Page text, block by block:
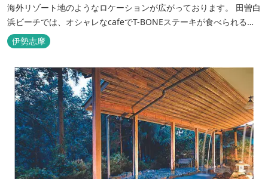
海外リゾート地のようなロケーションが広がっております。 田曽白
浜ビーチでは、オシャレなcafeでT-BONEステーキが食べられる。
又、海を見ながら黄昏るのもよし、アクティブにマリンアクティビ
ティ・スカイダイビング・ヘリコプタークルージングを体験するこ
ともできます。 是非、田曽白浜にございます施設紹介のVTRをご参
照く...
伊勢志摩